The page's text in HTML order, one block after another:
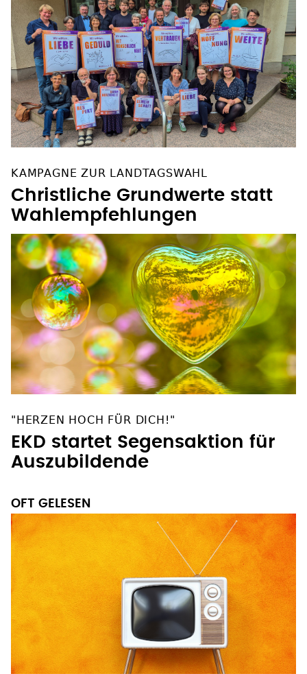
KAMPAGNE ZUR LANDTAGSWAHL
Christliche Grundwerte statt
Wahlempfehlungen
"HERZEN HOCH FÜR DICH!"
EKD startet Segensaktion für
Auszubildende
OFT GELESEN